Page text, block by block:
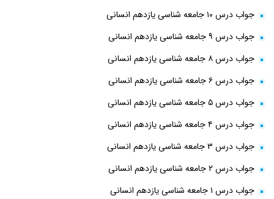
جواب درس ۱۰ جامعه شناسی یازدهم انسانی
جواب درس ۹ جامعه شناسی یازدهم انسانی
جواب درس ۸ جامعه شناسی یازدهم انسانی
جواب درس ۶ جامعه شناسی یازدهم انسانی
جواب درس ۵ جامعه شناسی یازدهم انسانی
جواب درس ۴ جامعه شناسی یازدهم انسانی
جواب درس ۳ جامعه شناسی یازدهم انسانی
جواب درس ۲ جامعه شناسی یازدهم انسانی
جواب درس ۱ جامعه شناسی یازدهم انسانی